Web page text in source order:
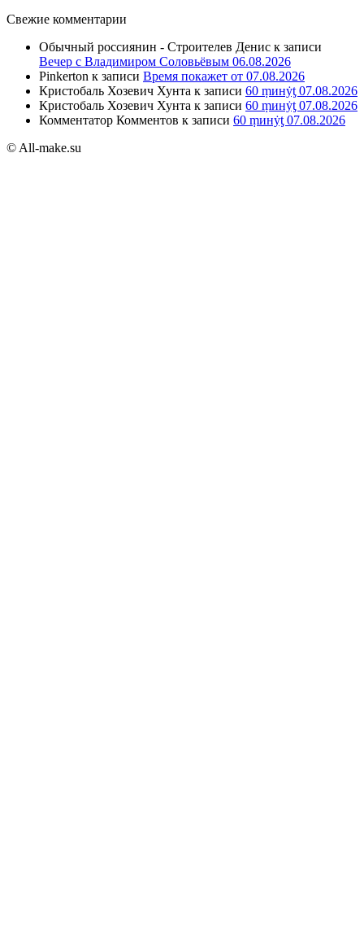
Свежие комментарии
Обычный россиянин - Строителев Денис к записи
Вечер с Владимиром Соловьёвым 06.08.2026
Pinkerton к записи Время покажет от 07.08.2026
Кристобаль Хозевич Хунта к записи 60 ṃинẏƫ 07.08.2026
Кристобаль Хозевич Хунта к записи 60 ṃинẏƫ 07.08.2026
Комментатор Комментов к записи 60 ṃинẏƫ 07.08.2026
© All-make.su